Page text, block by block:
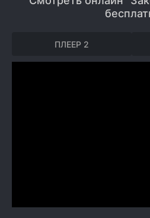
ПЛЕЕР 2